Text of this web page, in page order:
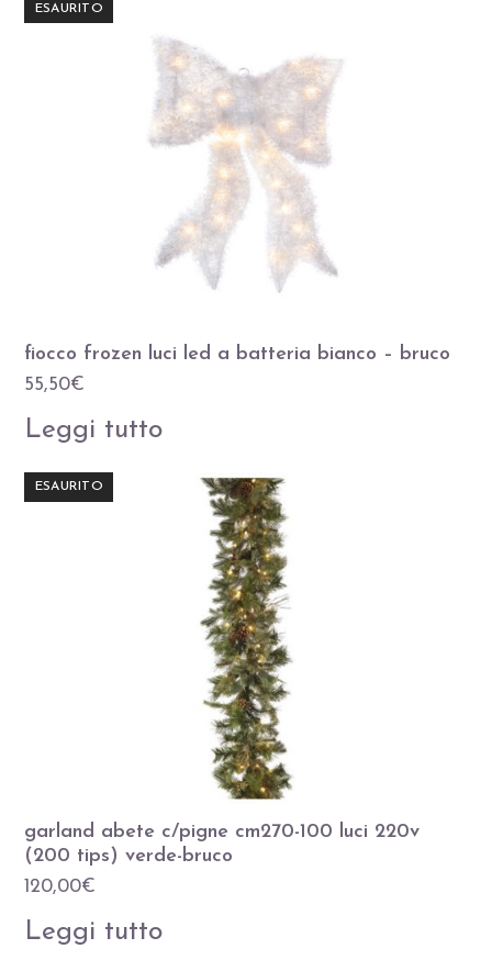
ESAURITO
fiocco frozen luci led a batteria bianco – bruco
55,50€
Leggi tutto
ESAURITO
garland abete c/pigne cm270-100 luci 220v
(200 tips) verde-bruco
120,00€
Leggi tutto